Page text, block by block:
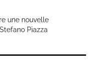
une nouvelle
Piazza